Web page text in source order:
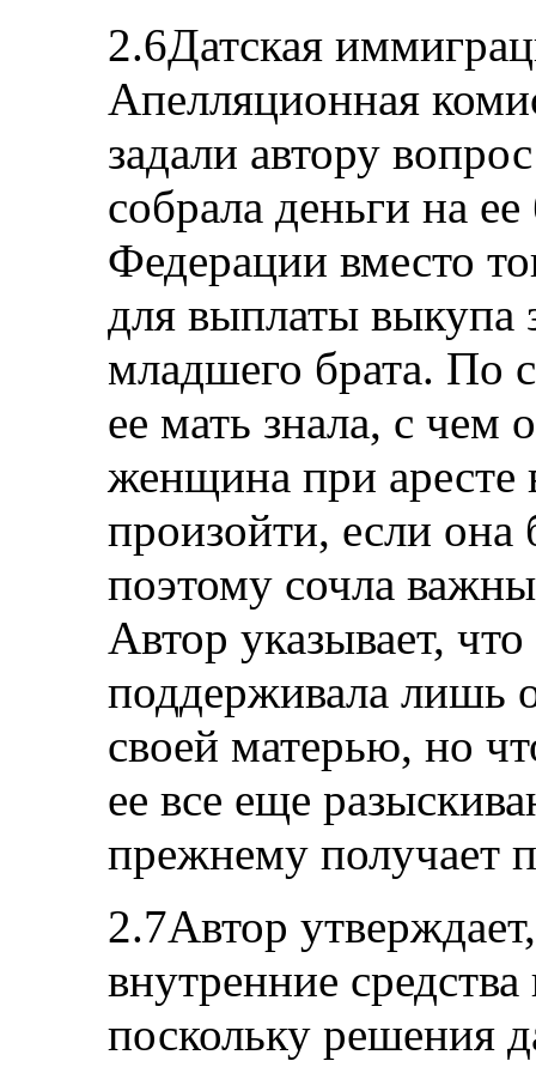
2.6Датская
Апелляционная
задали автору
собрала деньги на
Федерации вместо
для выплаты выкупа
младшего брата. По
ее мать знала, с чем
женщина при аресте
произойти, если она
поэтому сочла
Автор указывает,
поддерживала лишь
своей матерью, но
ее все еще
прежнему получает
2.7Автор
внутренние
поскольку решения